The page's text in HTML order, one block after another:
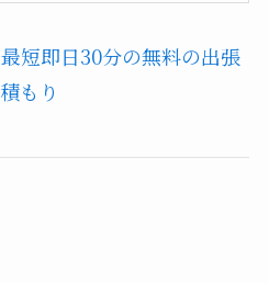
短即日30分の無料の出張
もり